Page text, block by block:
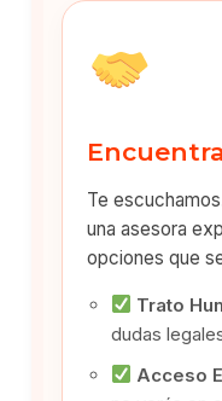
Te
una asesora
opciones que
Trato
dudas
Acceso